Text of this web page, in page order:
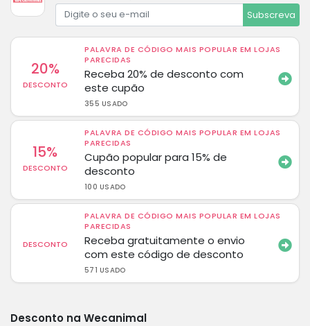
Subscreva
20%
DESCONTO
PALAVRA DE CÓDIGO MAIS POPULAR EM LOJAS
PARECIDAS
Receba 20% de desconto com
este cupão
355 USADO
15%
DESCONTO
PALAVRA DE CÓDIGO MAIS POPULAR EM LOJAS
PARECIDAS
Cupão popular para 15% de
desconto
100 USADO
DESCONTO
PALAVRA DE CÓDIGO MAIS POPULAR EM LOJAS
PARECIDAS
Receba gratuitamente o envio
com este código de desconto
571 USADO
Desconto na Wecanimal